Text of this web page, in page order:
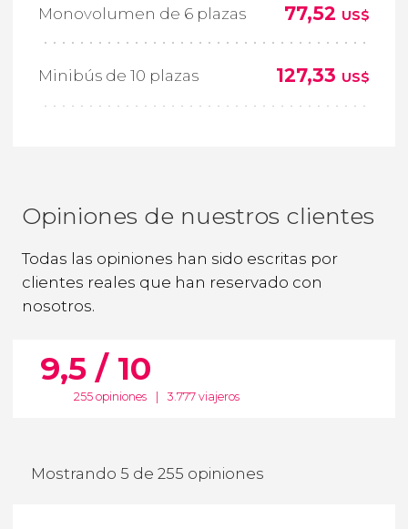
Monovolumen de 6 plazas 77,52 US$
Minibús de 10 plazas 127,33 US$
Opiniones de nuestros clientes
Todas las opiniones han sido escritas por
clientes reales que han reservado con
nosotros.
9,5 / 10
255 opiniones 3.777 viajeros
Mostrando 5 de 255 opiniones